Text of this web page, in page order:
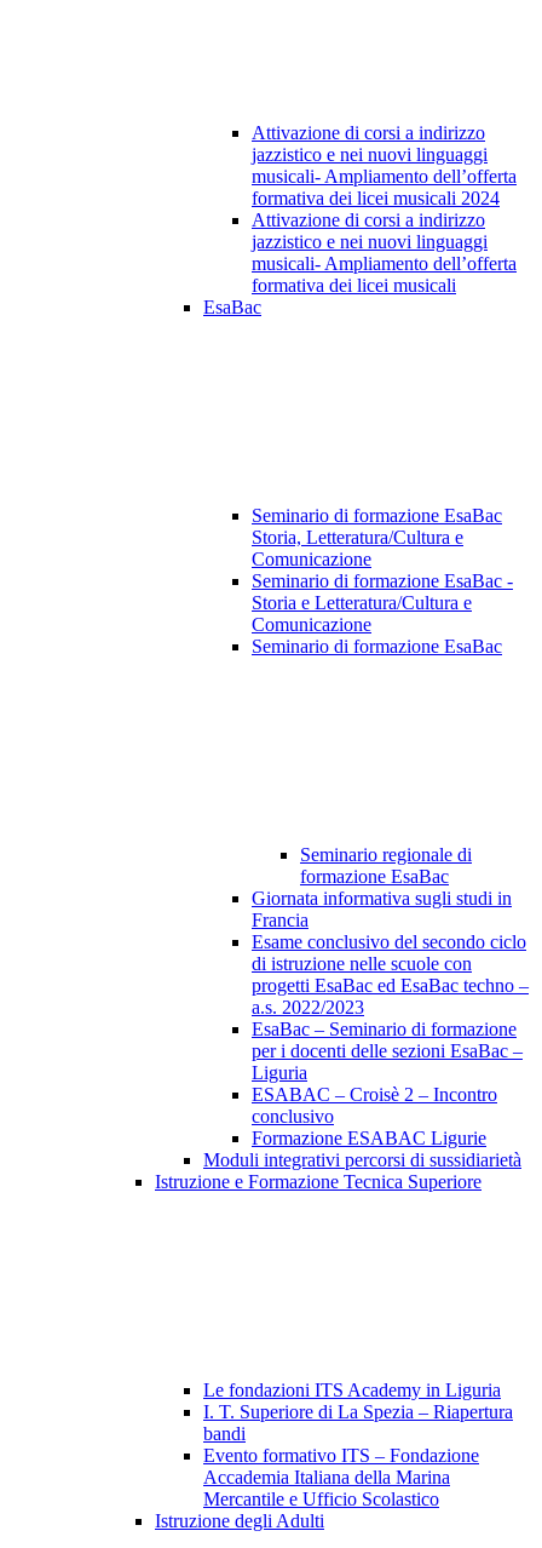
Attivazione di corsi a indirizzo
jazzistico e nei nuovi linguaggi
musicali- Ampliamento dell’offerta
formativa dei licei musicali 2024
Attivazione di corsi a indirizzo
jazzistico e nei nuovi linguaggi
musicali- Ampliamento dell’offerta
formativa dei licei musicali
EsaBac
Seminario di formazione EsaBac
Storia, Letteratura/Cultura e
Comunicazione
Seminario di formazione EsaBac -
Storia e Letteratura/Cultura e
Comunicazione
Seminario di formazione EsaBac
Seminario regionale di
formazione EsaBac
Giornata informativa sugli studi in
Francia
Esame conclusivo del secondo ciclo
di istruzione nelle scuole con
progetti EsaBac ed EsaBac techno –
a.s. 2022/2023
EsaBac – Seminario di formazione
per i docenti delle sezioni EsaBac –
Liguria
ESABAC – Croisè 2 – Incontro
conclusivo
Formazione ESABAC Ligurie
Moduli integrativi percorsi di sussidiarietà
Istruzione e Formazione Tecnica Superiore
Le fondazioni ITS Academy in Liguria
I. T. Superiore di La Spezia – Riapertura
bandi
Evento formativo ITS – Fondazione
Accademia Italiana della Marina
Mercantile e Ufficio Scolastico
Istruzione degli Adulti